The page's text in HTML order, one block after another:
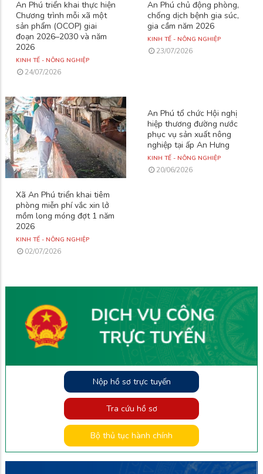
An Phú triển khai thực hiện
Chương trình mỗi xã một
sản phẩm (OCOP) giai
đoạn 2026–2030 và năm
2026
KINH TẾ - NÔNG NGHIỆP
24/07/2026
An Phú chủ động phòng,
chống dịch bệnh gia súc,
gia cầm năm 2026
KINH TẾ - NÔNG NGHIỆP
23/07/2026
Xã An Phú triển khai tiêm
phòng miễn phí vắc xin lở
mồm long móng đợt 1 năm
2026
KINH TẾ - NÔNG NGHIỆP
02/07/2026
An Phú tổ chức Hội nghị
hiệp thương đường nước
phục vụ sản xuất nông
nghiệp tại ấp An Hưng
KINH TẾ - NÔNG NGHIỆP
20/06/2026
Nộp hồ sơ trực tuyến
Tra cứu hồ sơ
Bộ thủ tục hành chính